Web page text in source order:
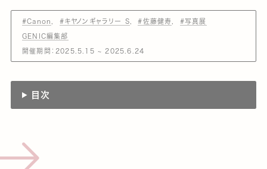
#Canon #キヤノンギャラリー S #佐藤健寿 #写真展
GENIC編集部
開催期間：2025.5.15 ~ 2025.6.24
目次